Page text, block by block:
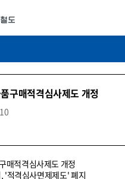
구매적격심사제도 개정
매적격심사제도 개정
'적격심사면제제도' 폐지